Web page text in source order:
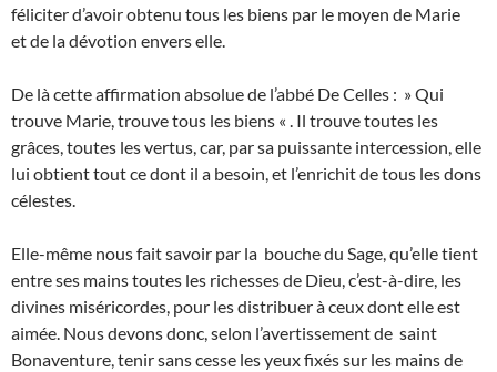
féliciter d’avoir obtenu tous les biens par le moyen de Marie
et de la dévotion envers elle.
De là cette affirmation absolue de l’abbé De Celles : » Qui
trouve Marie, trouve tous les biens « . Il trouve toutes les
grâces, toutes les vertus, car, par sa puissante intercession, elle
lui obtient tout ce dont il a besoin, et l’enrichit de tous les dons
célestes.
Elle-même nous fait savoir par la bouche du Sage, qu’elle tient
entre ses mains toutes les richesses de Dieu, c’est-à-dire, les
divines miséricordes, pour les distribuer à ceux dont elle est
aimée. Nous devons donc, selon l’avertissement de saint
Bonaventure, tenir sans cesse les yeux fixés sur les mains de